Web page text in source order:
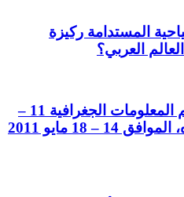
المستدامة ركيزة
العربي؟
تطبيقات متقدمة لنظم المعلومات الجغرافية 11 –
15 جماد الثاني 1432 ه، الموافق 14 – 18 مايو 2011